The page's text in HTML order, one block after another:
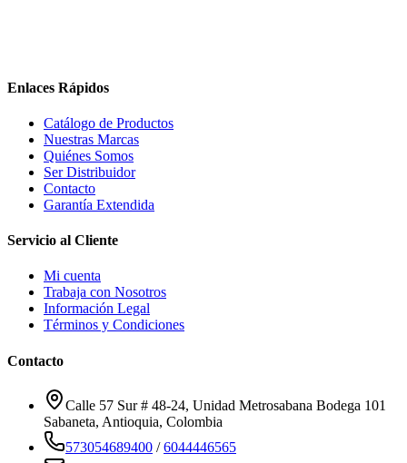
Enlaces Rápidos
Catálogo de Productos
Nuestras Marcas
Quiénes Somos
Ser Distribuidor
Contacto
Garantía Extendida
Servicio al Cliente
Mi cuenta
Trabaja con Nosotros
Información Legal
Términos y Condiciones
Contacto
Calle 57 Sur # 48-24, Unidad Metrosabana Bodega 101
Sabaneta, Antioquia, Colombia
573054689400 /6044446565